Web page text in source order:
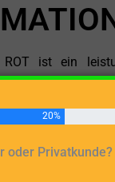
ist ein
Mit
ist dieser
der eine
20%
oder Privatkunde?